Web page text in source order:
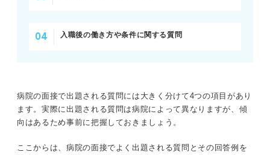
入職後の働き方や条件に関する質問
病院の面接で出題される質問には大きく分けて4つの項目があり
ます。実際に出題される質問は病院によって異なりますが、傾
向はあるため事前に把握しておきましょう。
ここからは、病院の面接でよく出題される質問とその回答例を